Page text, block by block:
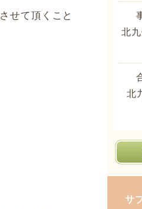
せて頂くこと
北
北
サ